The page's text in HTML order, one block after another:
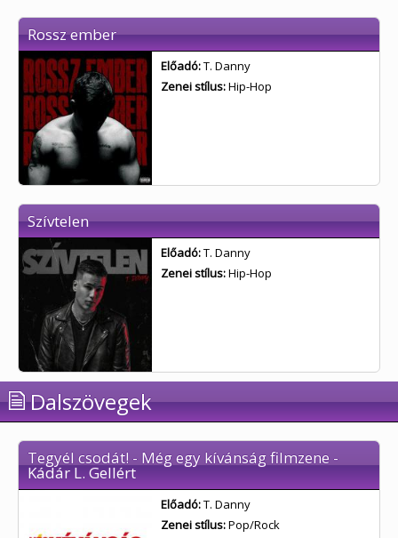
Rossz ember
Előadó:T. Danny
Zenei stílus:Hip-Hop
Szívtelen
Előadó:T. Danny
Zenei stílus:Hip-Hop
Dalszövegek
Tegyél csodát! - Még egy kívánság filmzene -
Kádár L. Gellért
Előadó:T. Danny
Zenei stílus:Pop/Rock